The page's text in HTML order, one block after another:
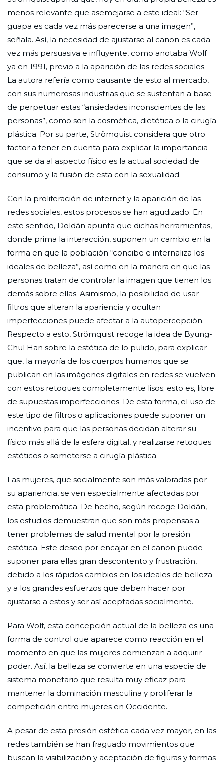
menos relevante que asemejarse a este ideal: “Ser
guapa es cada vez más parecerse a una imagen”,
señala. Así, la necesidad de ajustarse al canon es cada
vez más persuasiva e influyente, como anotaba Wolf
ya en 1991, previo a la aparición de las redes sociales.
La autora refería como causante de esto al mercado,
con sus numerosas industrias que se sustentan a base
de perpetuar estas “ansiedades inconscientes de las
personas”, como son la cosmética, dietética o la cirugía
plástica. Por su parte, Strömquist considera que otro
factor a tener en cuenta para explicar la importancia
que se da al aspecto físico es la actual sociedad de
consumo y la fusión de esta con la sexualidad.
Con la proliferación de internet y la aparición de las
redes sociales, estos procesos se han agudizado. En
este sentido, Doldán apunta que dichas herramientas,
donde prima la interacción, suponen un cambio en la
forma en que la población “concibe e internaliza los
ideales de belleza”, así como en la manera en que las
personas tratan de controlar la imagen que tienen los
demás sobre ellas. Asimismo, la posibilidad de usar
filtros que alteran la apariencia y ocultan
imperfecciones puede afectar a la autopercepción.
Respecto a esto, Strömquist recoge la idea de Byung-
Chul Han sobre la estética de lo pulido, para explicar
que, la mayoría de los cuerpos humanos que se
publican en las imágenes digitales en redes se vuelven
con estos retoques completamente lisos; esto es, libre
de supuestas imperfecciones. De esta forma, el uso de
este tipo de filtros o aplicaciones puede suponer un
incentivo para que las personas decidan alterar su
físico más allá de la esfera digital, y realizarse retoques
estéticos o someterse a cirugía plástica.
Las mujeres, que socialmente son más valoradas por
su apariencia, se ven especialmente afectadas por
esta problemática. De hecho, según recoge Doldán,
los estudios demuestran que son más propensas a
tener problemas de salud mental por la presión
estética. Este deseo por encajar en el canon puede
suponer para ellas gran descontento y frustración,
debido a los rápidos cambios en los ideales de belleza
y a los grandes esfuerzos que deben hacer por
ajustarse a estos y ser así aceptadas socialmente.
Para Wolf, esta concepción actual de la belleza es una
forma de control que aparece como reacción en el
momento en que las mujeres comienzan a adquirir
poder. Así, la belleza se convierte en una especie de
sistema monetario que resulta muy eficaz para
mantener la dominación masculina y proliferar la
competición entre mujeres en Occidente.
A pesar de esta presión estética cada vez mayor, en las
redes también se han fraguado movimientos que
buscan la visibilización y aceptación de figuras y formas